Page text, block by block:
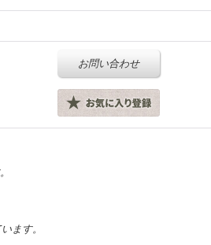
お問い合わせ
ます。